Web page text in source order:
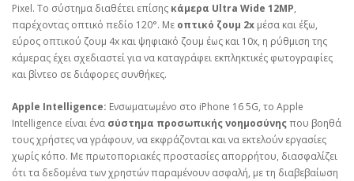
Pixel. Το σύστημα διαθέτει επίσης κάμερα Ultra Wide 12MP,
παρέχοντας οπτικό πεδίο 120°. Με οπτικό ζουμ 2x μέσα και έξω,
εύρος οπτικού ζουμ 4x και ψηφιακό ζουμ έως και 10x, η ρύθμιση της
κάμερας έχει σχεδιαστεί για να καταγράφει εκπληκτικές φωτογραφίες
και βίντεο σε διάφορες συνθήκες.
Apple Intelligence: Ενσωματωμένο στο iPhone 16 5G, το Apple
Intelligence είναι ένα σύστημα προσωπικής νοημοσύνηςπου βοηθά
τους χρήστες να γράφουν, να εκφράζονται και να εκτελούν εργασίες
χωρίς κόπο. Με πρωτοποριακές προστασίες απορρήτου, διασφαλίζει
ότι τα δεδομένα των χρηστών παραμένουν ασφαλή, με τη διαβεβαίωση